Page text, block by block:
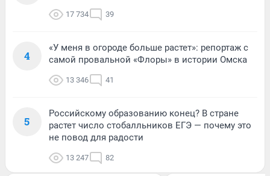
17 734 39
4
«У меня в огороде больше растет»: репортаж с
самой провальной «Флоры» в истории Омска
13 346 41
5
Российскому образованию конец? В стране
растет число стобалльников ЕГЭ — почему это
не повод для радости
13 247 82